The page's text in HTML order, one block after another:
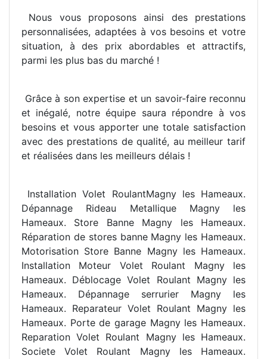
Nous vous proposons ainsi des prestations
personnalisées, adaptées à vos besoins et votre
situation, à des prix abordables et attractifs,
parmi les plus bas du marché !
Grâce à son expertise et un savoir-faire reconnu
et inégalé, notre équipe saura répondre à vos
besoins et vous apporter une totale satisfaction
avec des prestations de qualité, au meilleur tarif
et réalisées dans les meilleurs délais !
Installation Volet RoulantMagny les Hameaux.
Dépannage Rideau Metallique Magny les
Hameaux. Store Banne Magny les Hameaux.
Réparation de stores banne Magny les Hameaux.
Motorisation Store Banne Magny les Hameaux.
Installation Moteur Volet Roulant Magny les
Hameaux. Déblocage Volet Roulant Magny les
Hameaux. Dépannage serrurier Magny les
Hameaux. Reparateur Volet Roulant Magny les
Hameaux. Porte de garage Magny les Hameaux.
Reparation Volet Roulant Magny les Hameaux.
Societe Volet Roulant Magny les Hameaux.